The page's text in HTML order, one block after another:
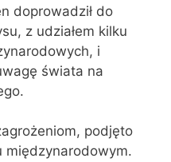
doprowadził do
z udziałem kilku
i
świata na
podjęto
międzynarodowym.